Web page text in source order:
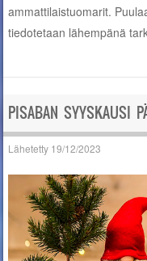
ammattilaistuomarit.
tiedotetaan lähempänä
PISABAN SYYSKAUSI
Lähetetty 19/12/2023